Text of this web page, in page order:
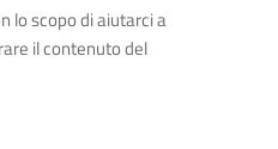
lo scopo di aiutarci a
il contenuto del